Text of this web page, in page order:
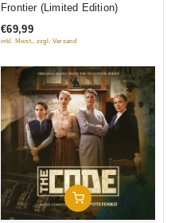
5
Frontier (Limited Edition)
€69,99
inkl. Mwst., zzgl. Versand
In Den Warenkorb